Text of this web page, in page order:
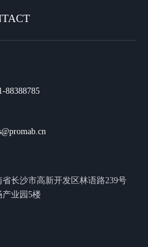
88388785
省长沙市高新开发区林语路239号
产业园5楼